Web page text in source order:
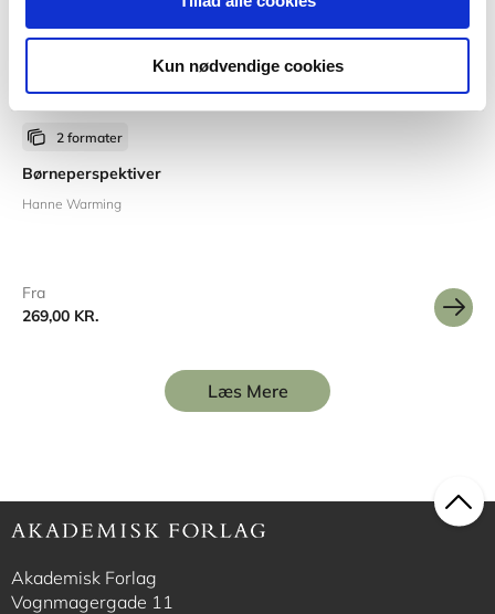
Kun nødvendige cookies
2 formater
Børneperspektiver
Hanne Warming
Fra
269,00 KR.
Læs Mere
Akademisk Forlag
Vognmagergade 11